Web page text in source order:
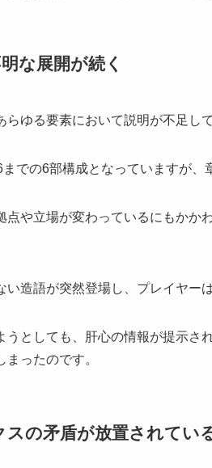
な展開が続く
ゆる要素において説明が不足し
での6部構成となっていますが、
点や立場が変わっているにもかか
い造語が突然登場し、プレイヤー
うとしても、肝心の情報が提示さ
ったのです。
の矛盾が放置されてい